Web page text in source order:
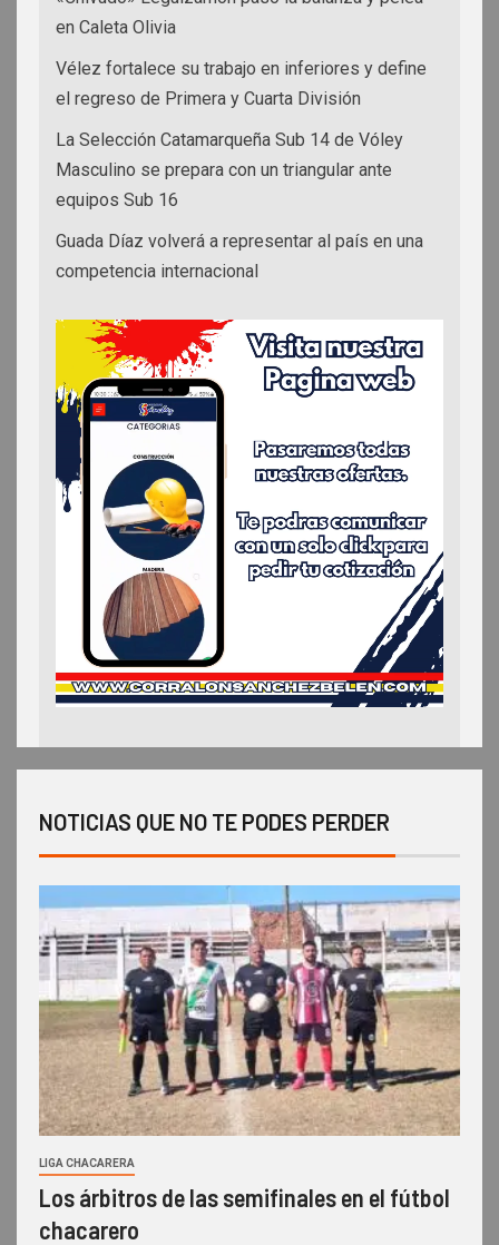
en Caleta Olivia
Vélez fortalece su trabajo en inferiores y define
el regreso de Primera y Cuarta División
La Selección Catamarqueña Sub 14 de Vóley
Masculino se prepara con un triangular ante
equipos Sub 16
Guada Díaz volverá a representar al país en una
competencia internacional
NOTICIAS QUE NO TE PODES PERDER
LIGA CHACARERA
Los árbitros de las semifinales en el fútbol
chacarero